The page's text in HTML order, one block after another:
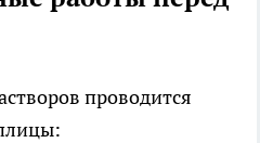
проводится